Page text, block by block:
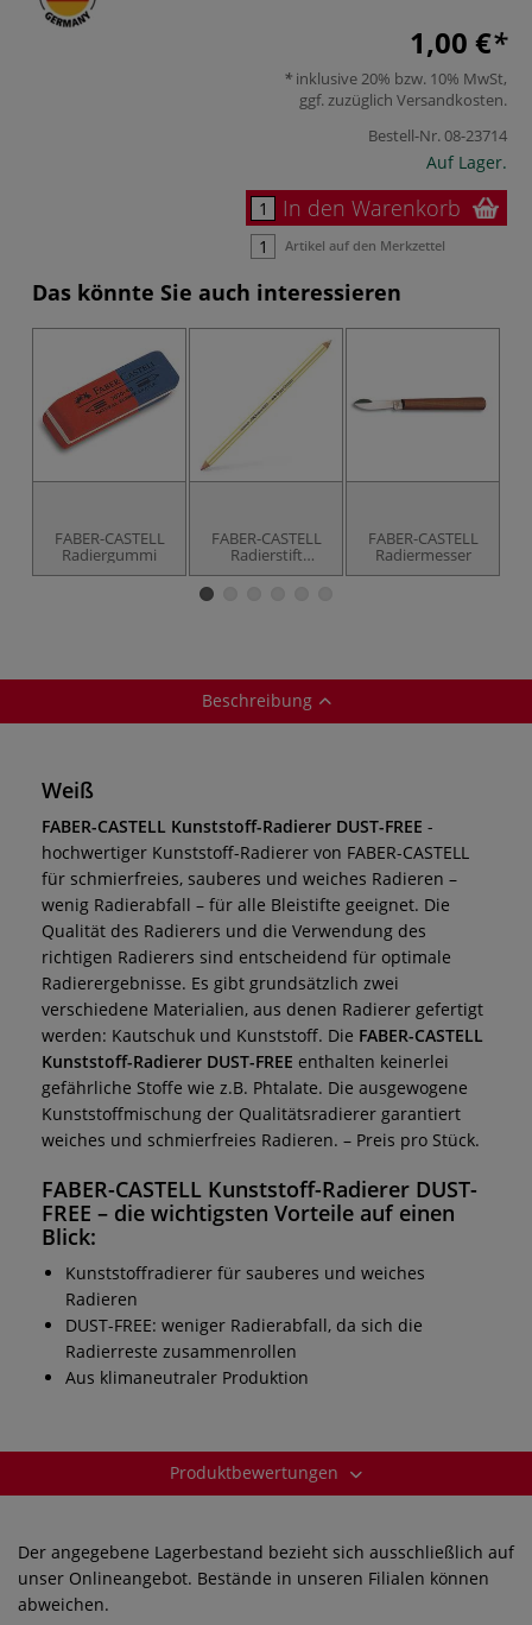
1,00 €
inklusive 20% bzw. 10% MwSt,
ggf. zuzüglich Versandkosten.
Bestell-Nr.08-23714
Auf Lager.
In den Warenkorb
Artikel auf den Merkzettel
Das könnte Sie auch interessieren
FABER-CASTELL
Radiergummi
FABER-CASTELL
Radierstift
PERFECTION
FABER-CASTELL
Radiermesser
Beschreibung
Weiß
FABER-CASTELL Kunststoff-Radierer DUST-FREE -
hochwertiger Kunststoff-Radierer von FABER-CASTELL
für schmierfreies, sauberes und weiches Radieren –
wenig Radierabfall – für alle Bleistifte geeignet. Die
Qualität des Radierers und die Verwendung des
richtigen Radierers sind entscheidend für optimale
Radierergebnisse. Es gibt grundsätzlich zwei
verschiedene Materialien, aus denen Radierer gefertigt
werden: Kautschuk und Kunststoff. Die FABER-CASTELL
Kunststoff-Radierer DUST-FREE enthalten keinerlei
gefährliche Stoffe wie z.B. Phtalate. Die ausgewogene
Kunststoffmischung der Qualitätsradierer garantiert
weiches und schmierfreies Radieren. – Preis pro Stück.
FABER-CASTELL Kunststoff-Radierer DUST-
FREE – die wichtigsten Vorteile auf einen
Blick:
Kunststoffradierer für sauberes und weiches
Radieren
DUST-FREE: weniger Radierabfall, da sich die
Radierreste zusammenrollen
Aus klimaneutraler Produktion
Produktbewertungen
Der angegebene Lagerbestand bezieht sich ausschließlich auf
unser Onlineangebot. Bestände in unseren Filialen können
abweichen.